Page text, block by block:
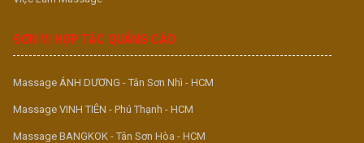
ĐƠN VỊ HỢP TÁC QUẢNG CÁO
Massage ÁNH DƯƠNG - Tân Sơn Nhì - HCM
Massage VINH TIÊN - Phú Thạnh - HCM
Massage BANGKOK - Tân Sơn Hòa - HCM